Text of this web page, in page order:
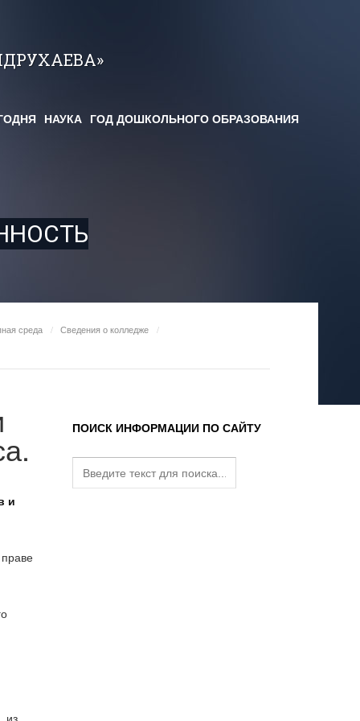
НАУКА ГОД ДОШКОЛЬНОГО ОБРАЗОВАНИЯ
среда / Сведения о колледже
/
и
из
ПОИСК ИНФОРМАЦИИ ПО САЙТУ